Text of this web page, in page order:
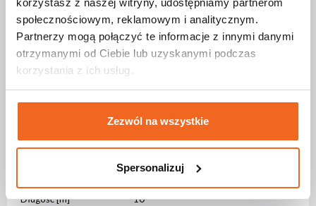
społecznościowym, reklamowym i analitycznym.
Partnerzy mogą połączyć te informacje z innymi danymi
otrzymanymi od Ciebie lub uzyskanymi podczas
korzystania z ich usług.
Zezwól na wszystkie
Spersonalizuj
Złącze nr 1
3-pin XLR
Złącze nr 2
3-pin XLR
Parametry fizyczne
Opaska rzepowa
Długość [m]
10